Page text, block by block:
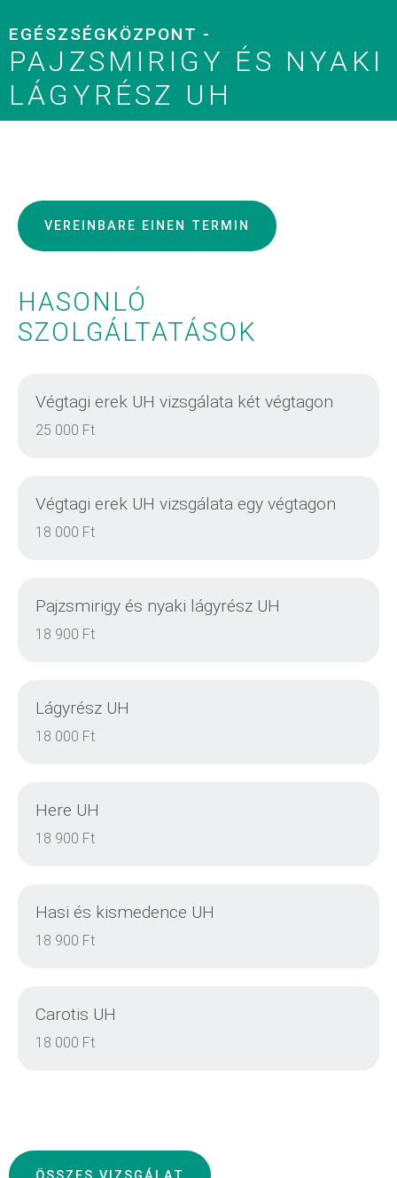
EGÉSZSÉGKÖZPONT -
PAJZSMIRIGY ÉS NYAKI
LÁGYRÉSZ UH
VEREINBARE EINEN TERMIN
HASONLÓ
SZOLGÁLTATÁSOK
Végtagi erek UH vizsgálata két végtagon
25 000 Ft
Végtagi erek UH vizsgálata egy végtagon
18 000 Ft
Pajzsmirigy és nyaki lágyrész UH
18 900 Ft
Lágyrész UH
18 000 Ft
Here UH
18 900 Ft
Hasi és kismedence UH
18 900 Ft
Carotis UH
18 000 Ft